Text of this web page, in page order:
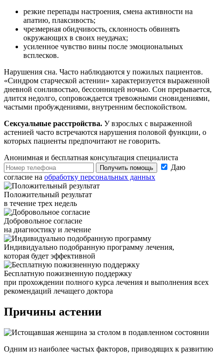
резкие перепады настроения, смена активности на
апатию, плаксивость;
чрезмерная обидчивость, склонность обвинять
окружающих в своих неудачах;
усиленное чувство вины после эмоциональных
всплесков.
Нарушения сна. Часто наблюдаются у пожилых пациентов.
«Синдром старческой астении» характеризуется выраженной
дневной сонливостью, бессонницей ночью. Сон прерывается,
длится недолго, сопровождается тревожными сновидениями,
частыми пробуждениями, внутренним беспокойством.
Сексуальные расстройства. У взрослых с выраженной
астенией часто встречаются нарушения половой функции, о
которых пациенты предпочитают не говорить.
Анонимная и бесплатная консультация специалиста
Получить помощь
Даю
согласие на обработку персональных данных
Положительный результат
в течение трех недель
Добровольное согласие
на диагностику и лечение
Индивидуально подобранную программу лечения,
которая будет эффективной
Бесплатную пожизненную поддержку
при прохождении полного курса лечения и выполнения всех
рекомендаций лечащего доктора
Причины астении
Одним из наиболее частых факторов, приводящих к развитию